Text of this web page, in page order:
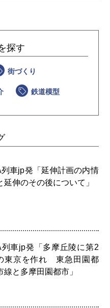
探す
街づくり
鉄道模型
列車jp発「延伸計画の内情
延伸のその後について」
列車jp発「多摩丘陵に第2
東京を作れ 東急田園都
線と多摩田園都市」